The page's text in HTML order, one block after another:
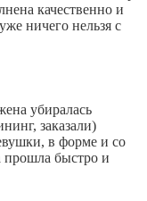
качественно и
ничего нельзя с
убиралась
заказали)
в форме и со
прошла быстро и